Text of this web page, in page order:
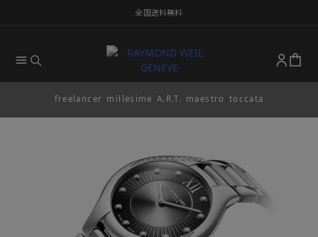
全国送料無料
freelancer millesime A.R.T. maestro toccata